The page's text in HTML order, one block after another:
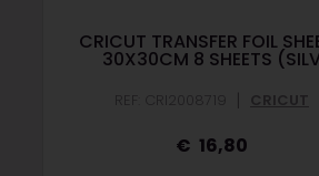
CRICUT TRANSFER FOIL
30X30CM 8 SHEETS
| CRICUT
16,80